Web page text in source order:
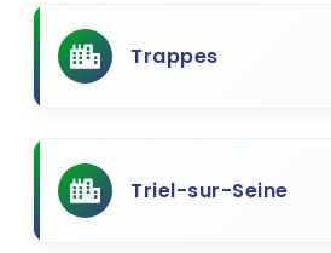
Trappes
Triel-sur-Seine